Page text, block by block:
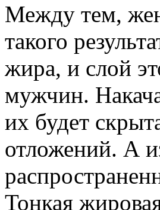
Между тем,
такого
жира, и слой
мужчин.
их будет
отложений. А
Тонкая